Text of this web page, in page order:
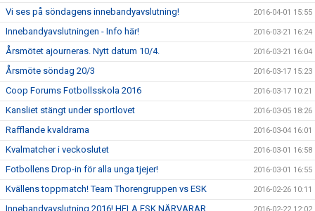
Vi ses på söndagens innebandyavslutning! 2016-04-01 15:55
Innebandyavslutningen - Info här! 2016-03-21 16:24
Årsmötet ajourneras. Nytt datum 10/4. 2016-03-21 16:04
Årsmöte söndag 20/3 2016-03-17 15:23
Coop Forums Fotbollsskola 2016 2016-03-17 10:21
Kansliet stängt under sportlovet 2016-03-05 18:26
Rafflande kvaldrama 2016-03-04 16:01
Kvalmatcher i veckoslutet 2016-03-01 16:58
Fotbollens Drop-in för alla unga tjejer! 2016-03-01 16:55
Kvällens toppmatch! Team Thorengruppen vs ESK 2016-02-26 10:11
Innebandyavslutning 2016! HELA ESK NÄRVARAR